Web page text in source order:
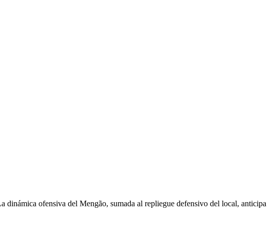
ofensiva del Mengão, sumada al repliegue defensivo del local, anticipa